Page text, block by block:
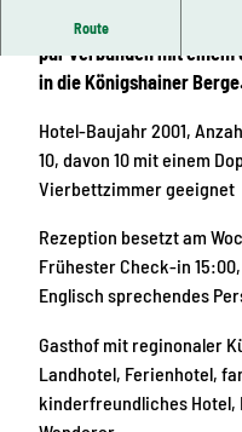
Route
Abseits von Straße und
pur verbunden mit
in die Königshainer
Hotel-Baujahr 2001,
10, davon 10 mit einem
Vierbettzimmer geeignet
Rezeption besetzt am
Frühester Check-in
Englisch sprechendes
Gasthof mit reginonaler
Landhotel, Ferienhotel,
kinderfreundliches